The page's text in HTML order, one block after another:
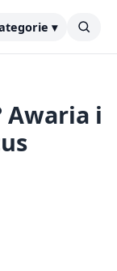
▾
Awaria i